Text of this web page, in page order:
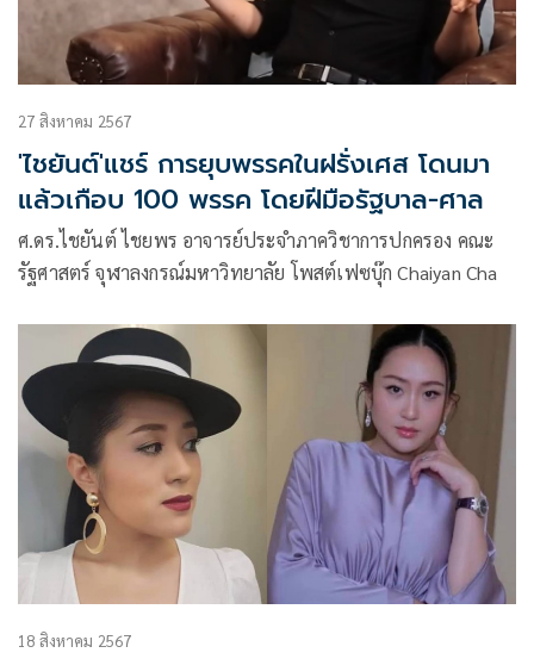
27 สิงหาคม 2567
'ไชยันต์'แชร์ การยุบพรรคในฝรั่งเศส โดนมา
แล้วเกือบ 100 พรรค โดยฝีมือรัฐบาล-ศาล
ศ.ดร.ไชยันต์ ไชยพร อาจารย์ประจำภาควิชาการปกครอง คณะ
รัฐศาสตร์ จุฬาลงกรณ์มหาวิทยาลัย โพสต์เฟซบุ๊ก Chaiyan Cha
18 สิงหาคม 2567